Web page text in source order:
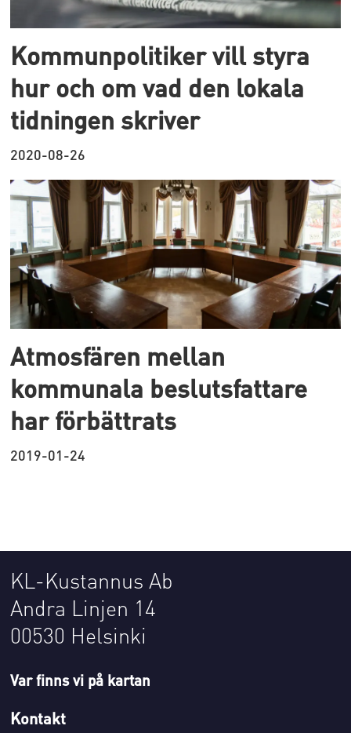
Kommunpolitiker vill styra
hur och om vad den lokala
tidningen skriver
2020-08-26
Atmosfären mellan
kommunala beslutsfattare
har förbättrats
2019-01-24
KL-Kustannus Ab
Andra Linjen 14
00530 Helsinki
Var finns vi på kartan
Kontakt